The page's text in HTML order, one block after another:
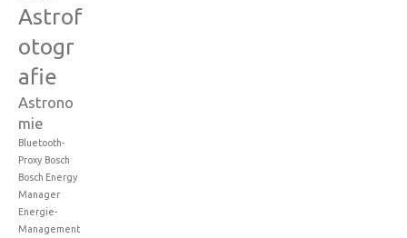
Astrof
otogr
afie
Astrono
mie
Bluetooth-
Proxy Bosch
Bosch Energy
Manager
Energie-
Management